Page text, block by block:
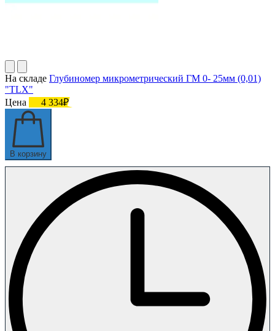
На складе Глубиномер микрометрический ГМ 0- 25мм (0,01)
"TLX"
Цена
4 334₽
В корзину